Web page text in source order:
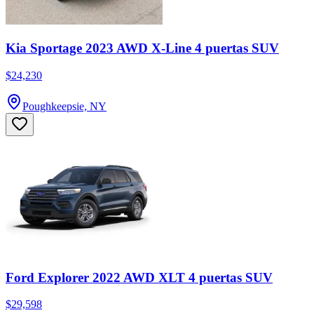
Kia Sportage 2023 AWD X-Line 4 puertas SUV
$24,230
Poughkeepsie, NY
Ford Explorer 2022 AWD XLT 4 puertas SUV
$29,598